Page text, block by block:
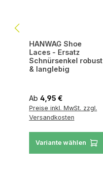
HANWAG Shoe
Laces - Ersatz
Schnürsenkel robust
& langlebig
Regulärer Preis:
Ab 4,95 €
Preise inkl. MwSt. zzgl.
Versandkosten
Variante wählen